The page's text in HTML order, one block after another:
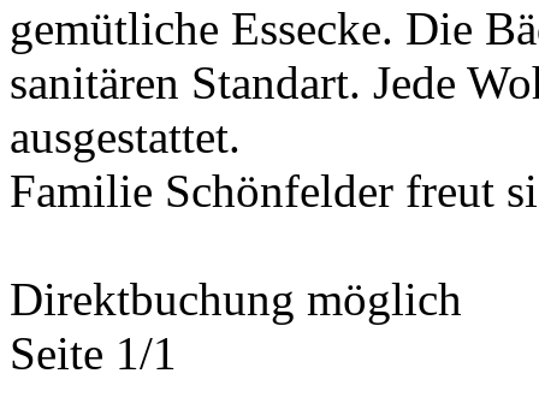
gemütliche Essecke. Die
sanitären Standart. Jede
ausgestattet.
Familie Schönfelder freut
Direktbuchung möglich
Seite 1/1